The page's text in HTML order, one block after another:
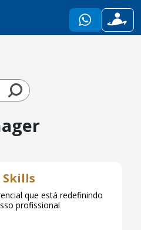
que está redefinindo
profissional